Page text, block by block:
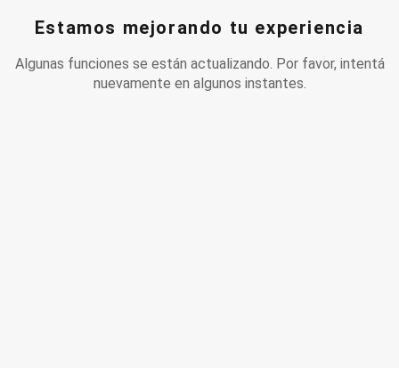
Estamos mejorando tu experiencia
Algunas funciones se están actualizando. Por favor, intentá
nuevamente en algunos instantes.